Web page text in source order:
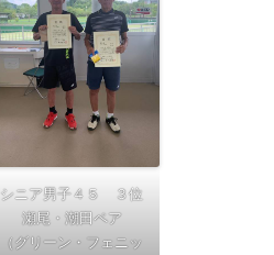
シニア男子４５ ３位
瀬尾・潮田ペア
（グリーン・フェニッ